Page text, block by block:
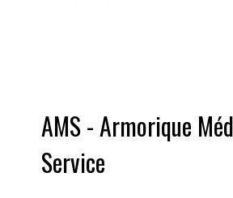
AMS - Armorique
Service